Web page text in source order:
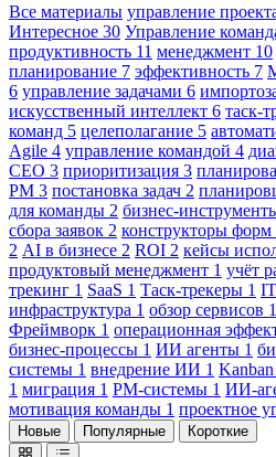
Все материалы управление
Интересное 30 Управление
продуктивность 11 менеджмент 10
планирование 7 эффективность 7
6 управление задачами 6
искусственный интеллект 6 таск-
команд 5 целеполагание 5
Agile 4 управление командой 4
CEO 3 приоритизация 3
PM 3 постановка задач 2
для команды 2 бизнес-
сбора заявок 2 конструкторы форм
2 AI в бизнесе 2 ROI 2 кейсы
продуктовый менеджмент 1 учёт
трекинг 1 SaaS 1 Таск-трекеры 1
инфраструктура 1 обзор сервисов 1
Фреймворк 1 операционная
бизнес-процессы 1 ИИ агенты 1
системы 1 внедрение ИИ 1 Kanban
1 миграция 1 PM-системы 1 ИИ-
мотивация команды 1 проектное
Новые Популярные Короткие